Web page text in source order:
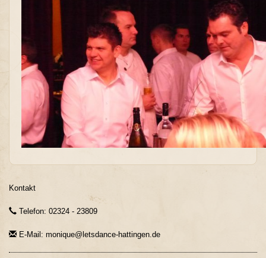
Kontakt
Telefon: 02324 - 23809
E-Mail: monique@letsdance-hattingen.de